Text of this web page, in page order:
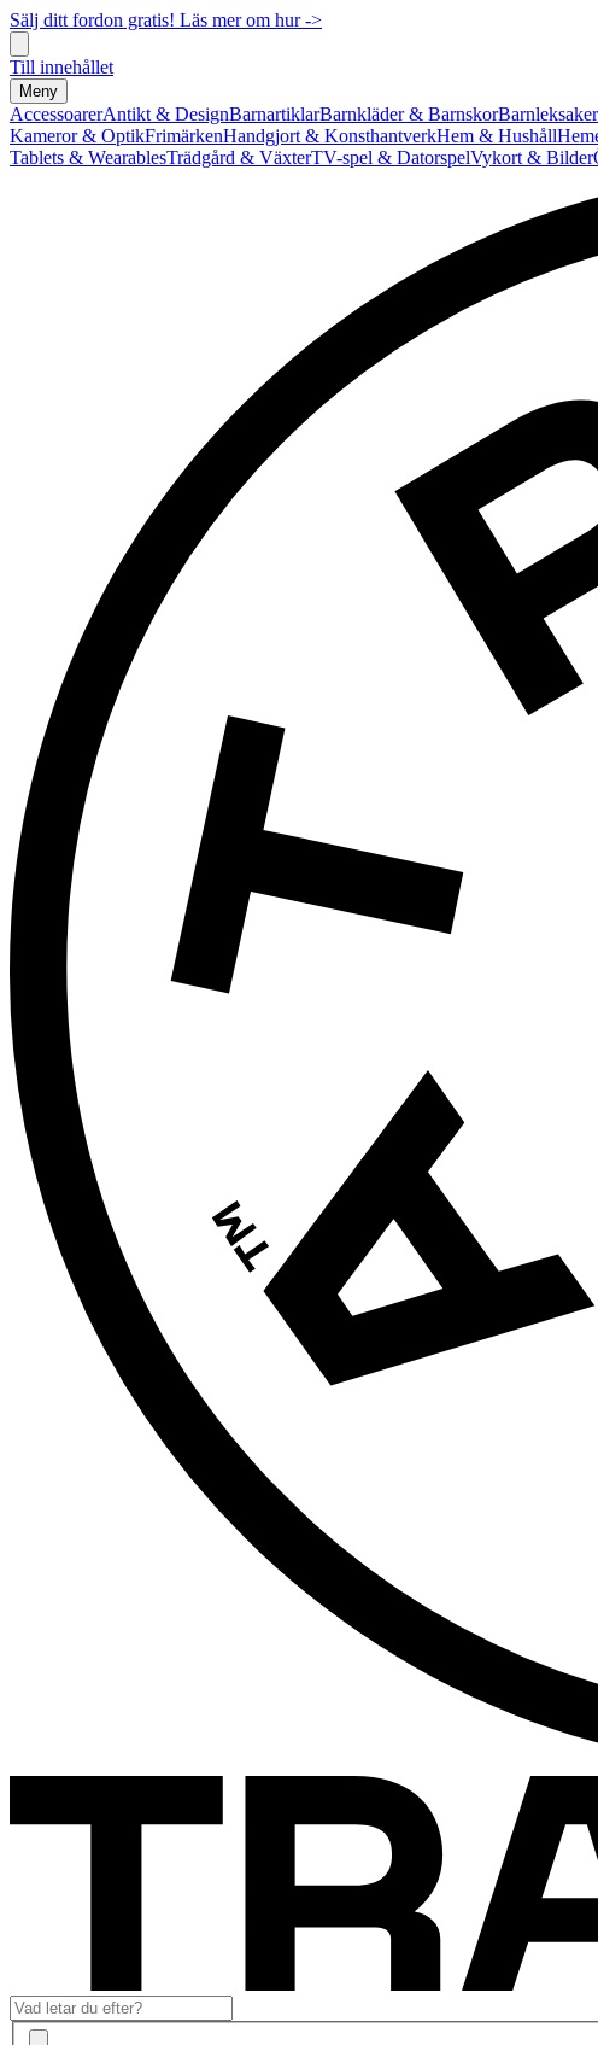
Sälj ditt fordon gratis! Läs mer om hur ->
Till innehållet
Meny
AccessoarerAntikt & DesignBarnartiklarBarnkläder & BarnskorBarnleksaker
Kameror & OptikFrimärkenHandgjort & KonsthantverkHem & Hushåll
Tablets & WearablesTrädgård & VäxterTV-spel & DatorspelVykort & Bilder